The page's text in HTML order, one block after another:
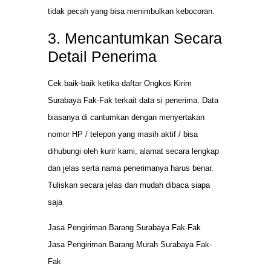
tidak pecah yang bisa menimbulkan kebocoran.
3. Mencantumkan Secara
Detail Penerima
Cek baik-baik ketika daftar Ongkos Kirim
Surabaya Fak-Fak terkait data si penerima. Data
biasanya di cantumkan dengan menyertakan
nomor HP / telepon yang masih aktif / bisa
dihubungi oleh kurir kami, alamat secara lengkap
dan jelas serta nama penerimanya harus benar.
Tuliskan secara jelas dan mudah dibaca siapa
saja
Jasa Pengiriman Barang Surabaya Fak-Fak
Jasa Pengiriman Barang Murah Surabaya Fak-
Fak